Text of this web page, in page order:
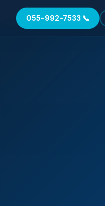
📞 055-992-7533